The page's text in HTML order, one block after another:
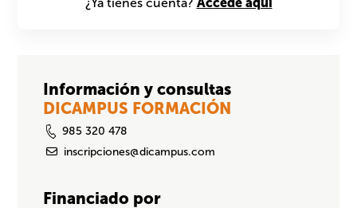
Información y consultas
DICAMPUS FORMACIÓN
985 320 478
inscripciones@dicampus.com
Financiado por